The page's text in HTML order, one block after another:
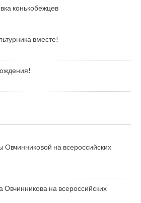
конькобежцев
вместе!
Овчинниковой на всероссийских
на всероссийских